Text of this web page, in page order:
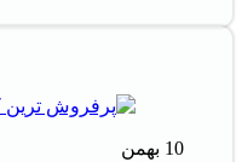
10 بهمن